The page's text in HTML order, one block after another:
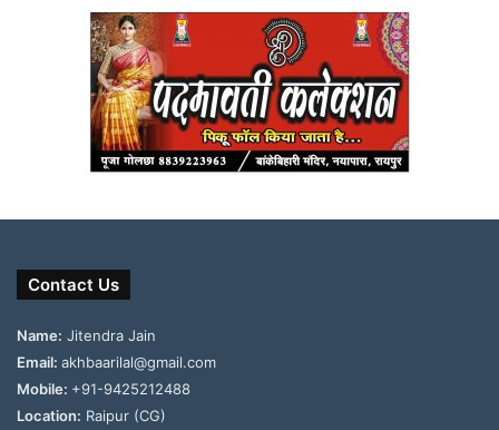
Contact Us
Name: Jitendra Jain
Email: akhbaarilal@gmail.com
Mobile: +91-9425212488
Location: Raipur (CG)